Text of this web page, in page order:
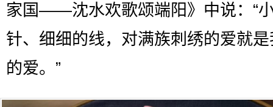
家国——沈水欢歌颂端阳》中说：“
针、细细的线，对满族刺绣的爱就
的爱。”